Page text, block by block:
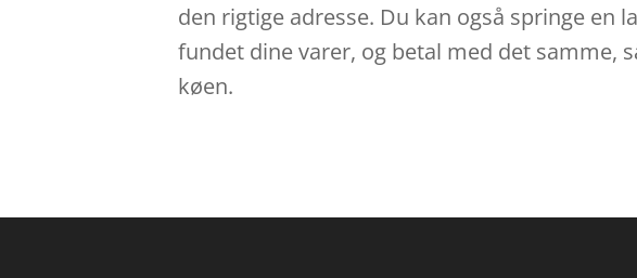
den rigtige adresse. Du kan også springe en
fundet dine varer, og betal med det samme,
køen.